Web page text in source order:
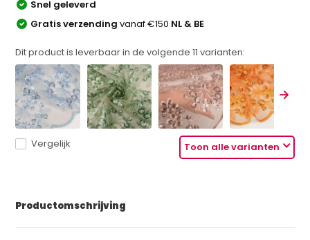
Snel geleverd
Gratis verzendingvanaf €150 NL & BE
Dit product is leverbaar in de volgende11 varianten:
Toon alle varianten
Vergelijk
Productomschrijving